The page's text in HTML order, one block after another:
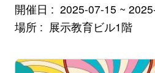
マ
ッ
湖
開催日
2025-07-15 ~
場所
展示教育ビル1階